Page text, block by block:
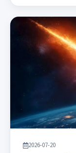
2026-07-20